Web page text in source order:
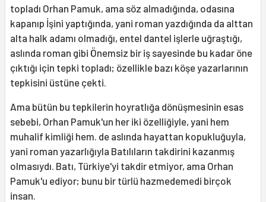
topladı Orhan Pamuk, ama söz almadığında, odasına
kapanıp İşini yaptığında, yani roman yazdığında da alttan
alta halk adamı olmadığı, entel dantel işlerle uğraştığı,
aslında roman gibi Önemsiz bir iş sayesinde bu kadar öne
çıktığı için tepki topladı; özellikle bazı köşe yazarlarının
tepkisini üstüne çekti.
Ama bütün bu tepkilerin hoyratlığa dönüşmesinin esas
sebebi, Orhan Pamuk'un her iki özelliğiyle, yani hem
muhalif kimliği hem. de aslında hayattan kopukluğuyla,
yani roman yazarlığıyla Batılıların takdirini kazanmış
olmasıydı. Batı, Türkiye'yi takdir etmiyor, ama Orhan
Pamuk'u ediyor; bunu bir türlü hazmedemedi birçok
insan.